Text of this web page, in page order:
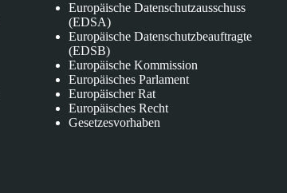
Europäische Datenschutzausschuss
(EDSA)
Europäische Datenschutzbeauftragte
(EDSB)
Europäische Kommission
Europäisches Parlament
Europäischer Rat
Europäisches Recht
Gesetzesvorhaben